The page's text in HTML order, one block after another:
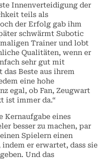
Innenverteidigung der
teils als
der Erfolg gab ihm
schwärmt Subotic
Trainer und lobt
Qualitäten, wenn er
sehr gut mit
Beste aus ihrem
eine hohe
egal, ob Fan, Zeugwart
ist immer da.“
eines
besser zu machen, par
Spielern einen
er erwartet, dass sie
Und das